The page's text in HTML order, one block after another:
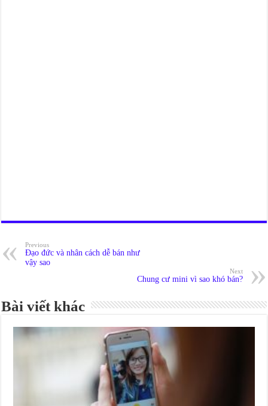
Previous
Đạo đức và nhân cách dễ bán như
vậy sao
Next
Chung cư mini vì sao khó bán?
Bài viết khác